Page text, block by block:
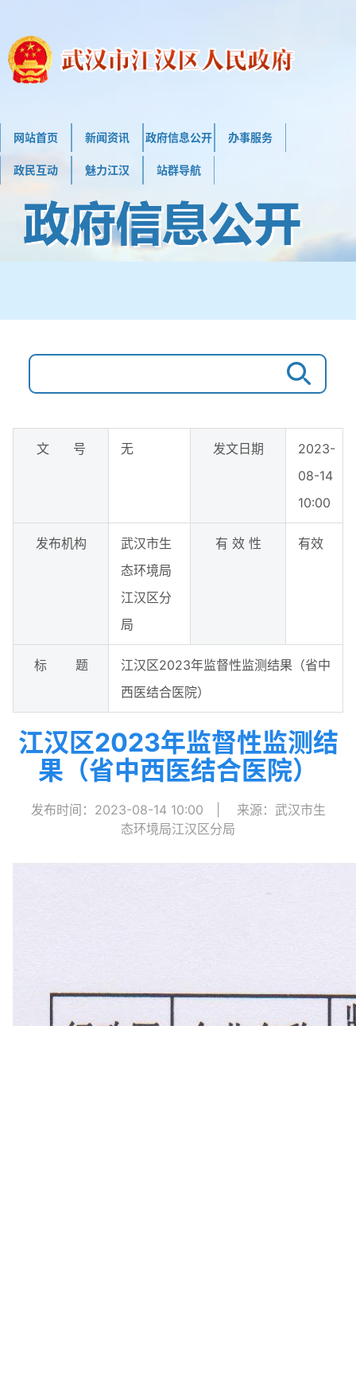
网站首页 新闻资讯 政府信息公开 办事服务
政民互动 魅力江汉 站群导航
文 号 无 发文日期
2023-
08-14
10:00
发布机构
武汉市生
态环境局
江汉区分
局
有 效 性 有效
标 题
江汉区2023年监督性监测结果（省中
西医结合医院）
江汉区2023年监督性监测结
果（省中西医结合医院）
发布时间：2023-08-14 10:00
来源：武汉市生
态环境局江汉区分局